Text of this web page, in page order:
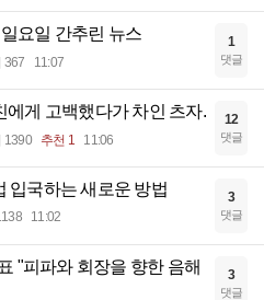
요일 간추린 뉴스
367 11:07
1
댓글
에게 고백했다가 차인 츠자.
1390 추천 1 11:06
12
댓글
입국하는 새로운 방법
11:02
3
댓글
"피파와 회장을 향한 음해
3
댓글